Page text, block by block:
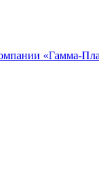
«Гамма-